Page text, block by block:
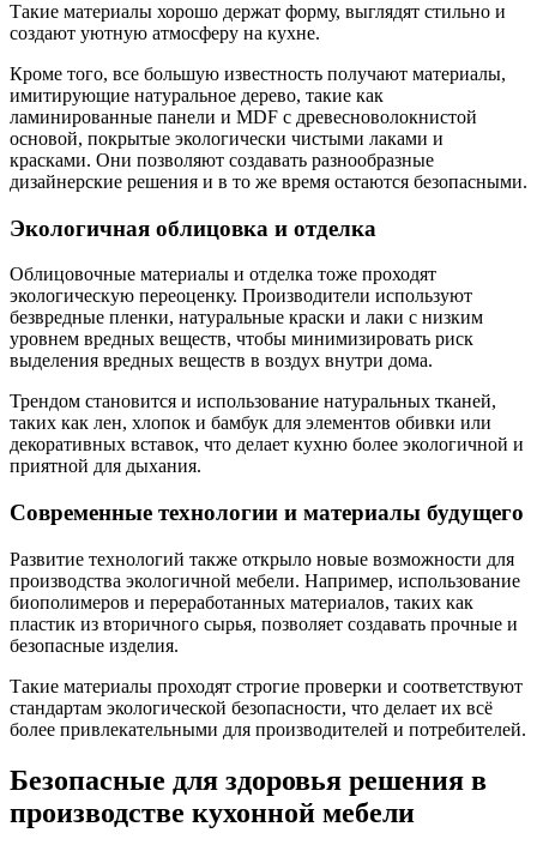
Такие материалы хорошо держат форму, выглядят стильно и
создают уютную атмосферу на кухне.
Кроме того, все большую известность получают материалы,
имитирующие натуральное дерево, такие как
ламинированные панели и MDF с древесноволокнистой
основой, покрытые экологически чистыми лаками и
красками. Они позволяют создавать разнообразные
дизайнерские решения и в то же время остаются безопасными.
Экологичная облицовка и отделка
Облицовочные материалы и отделка тоже проходят
экологическую переоценку. Производители используют
безвредные пленки, натуральные краски и лаки с низким
уровнем вредных веществ, чтобы минимизировать риск
выделения вредных веществ в воздух внутри дома.
Трендом становится и использование натуральных тканей,
таких как лен, хлопок и бамбук для элементов обивки или
декоративных вставок, что делает кухню более экологичной и
приятной для дыхания.
Современные технологии и материалы будущего
Развитие технологий также открыло новые возможности для
производства экологичной мебели. Например, использование
биополимеров и переработанных материалов, таких как
пластик из вторичного сырья, позволяет создавать прочные и
безопасные изделия.
Такие материалы проходят строгие проверки и соответствуют
стандартам экологической безопасности, что делает их всё
более привлекательными для производителей и потребителей.
Безопасные для здоровья решения в
производстве кухонной мебели